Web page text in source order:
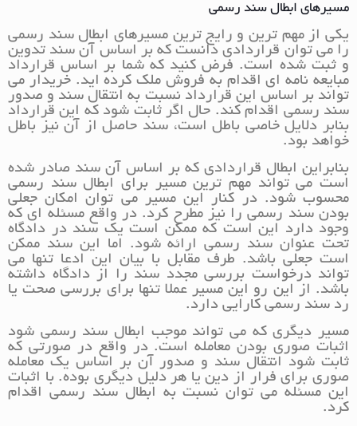
مسیرهای ابطال سند رسمی
یکی از مهم ترین و رایج ترین مسیرهای ابطال سند رسمی
را می توان قراردادی دانست که بر اساس آن سند تدوین
و ثبت شده است. فرض کنید که شما بر اساس قرارداد
مبایعه نامه ای اقدام به فروش ملک کرده اید. خریدار می
تواند بر اساس این قرارداد نسبت به انتقال سند و صدور
سند رسمی اقدام کند. حال اگر ثابت شود که این قرارداد
بنابر دلایل خاصی باطل است، سند حاصل از آن نیز باطل
خواهد بود.
بنابراین ابطال قراردادی که بر اساس آن سند صادر شده
است می تواند مهم ترین مسیر برای ابطال سند رسمی
محسوب شود. در کنار این مسیر می توان امکان جعلی
بودن سند رسمی را نیز مطرح کرد. در واقع مسئله ای که
وجود دارد این است که ممکن است یک سند در دادگاه
تحت عنوان سند رسمی ارائه شود. اما این سند ممکن
است جعلی باشد. طرف مقابل با بیان این ادعا تنها می
تواند درخواست بررسی مجدد سند را از دادگاه داشته
باشد. از این رو این مسیر عملا تنها برای بررسی صحت یا
رد سند رسمی کارایی دارد.
مسیر دیگری که می تواند موجب ابطال سند رسمی شود
اثبات صوری بودن معامله است. در واقع در صورتی که
ثابت شود انتقال سند و صدور آن بر اساس یک معامله
صوری برای فرار از دین یا هر دلیل دیگری بوده. با اثبات
این مسئله می توان نسبت به ابطال سند رسمی اقدام
کرد.